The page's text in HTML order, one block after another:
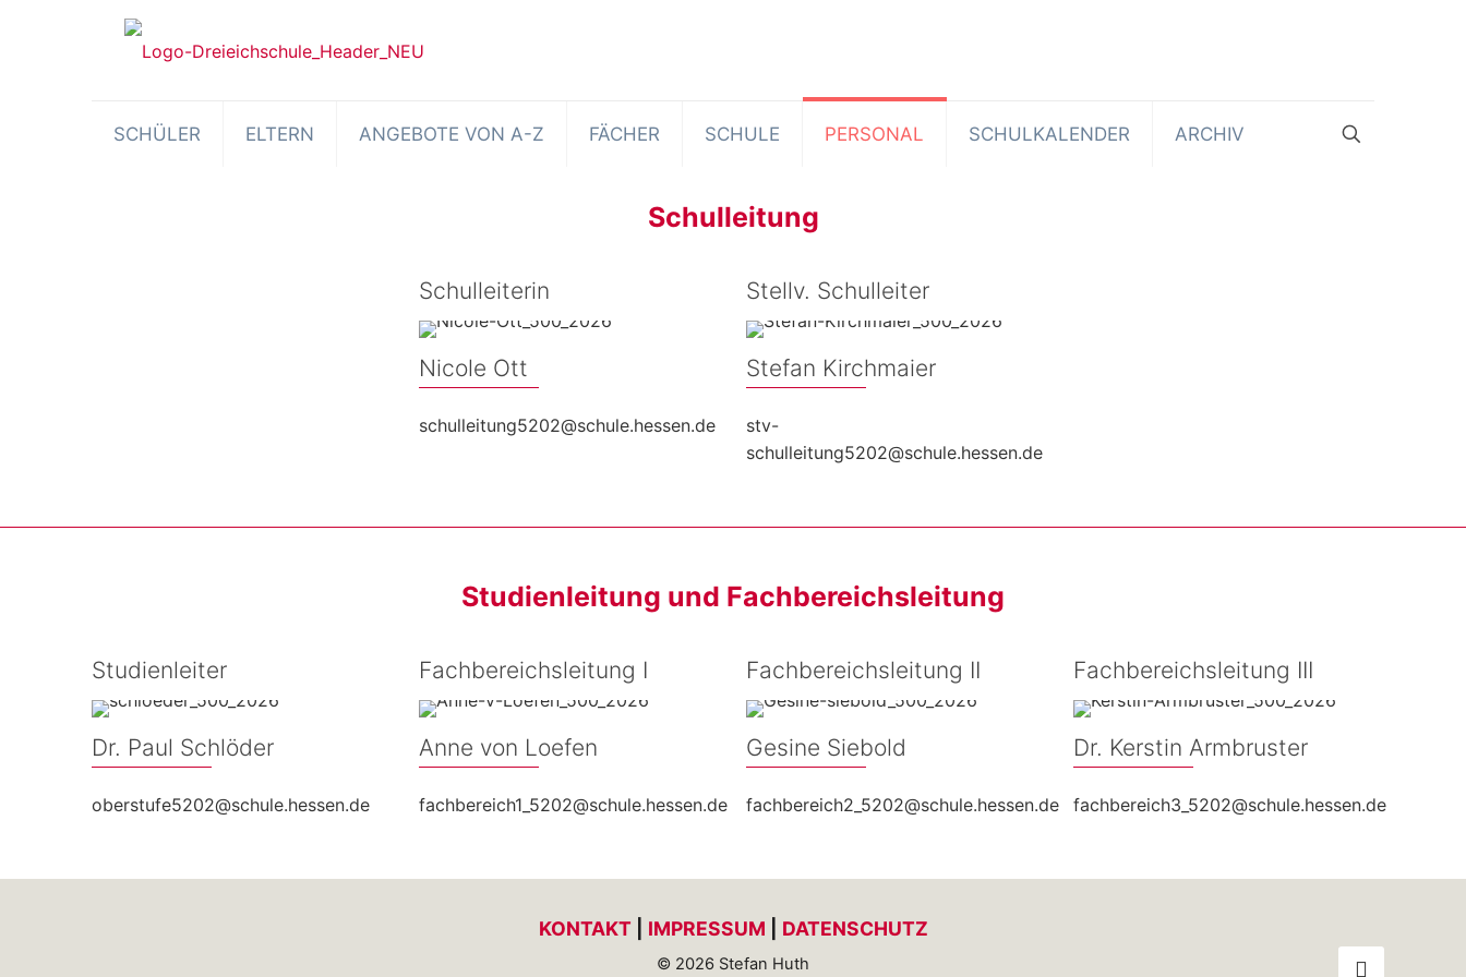
SCHÜLER ELTERN ANGEBOTE VON A-Z FÄCHER SCHULE PERSONAL SCHULKALENDER ARCHIV
Schulleitung
Schulleiterin
Nicole Ott
schulleitung5202@schule.hessen.de
Stellv. Schulleiter
Stefan Kirchmaier
stv-
schulleitung5202@schule.hessen.de
Studienleitung und Fachbereichsleitung
Studienleiter
Dr. Paul Schlöder
oberstufe5202@schule.hessen.de
Fachbereichsleitung I
Anne von Loefen
fachbereich1_5202@schule.hessen.de
Fachbereichsleitung II
Gesine Siebold
fachbereich2_5202@schule.hessen.de
Fachbereichsleitung III
Dr. Kerstin Armbruster
fachbereich3_5202@schule.hessen.de
KONTAKT| IMPRESSUM DATENSCHUTZ
© 2026 Stefan Huth